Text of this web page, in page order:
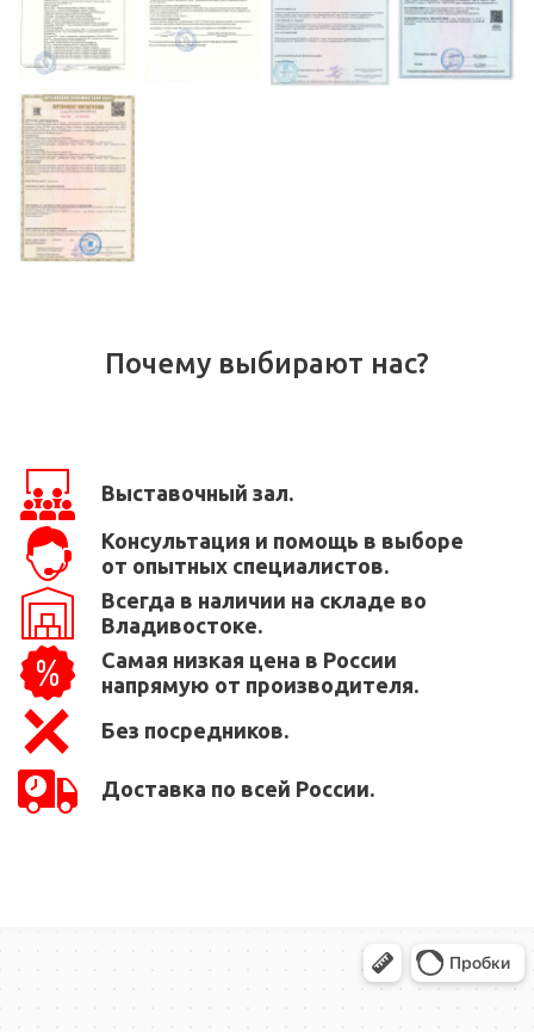
Почему выбирают нас?
Выставочный зал.
Консультация и помощь в выборе
от опытных специалистов.
Всегда в наличии на складе во
Владивостоке.
Самая низкая цена в России
напрямую от производителя.
Без посредников.
Доставка по всей России.